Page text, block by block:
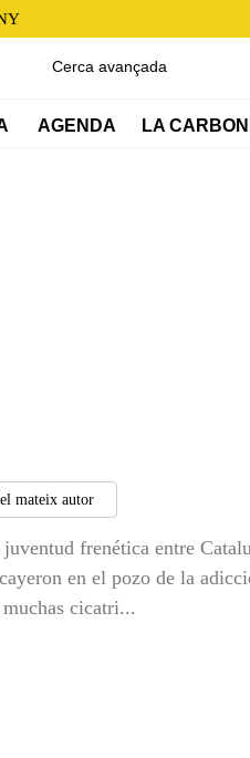
AGENDA LA
Cerca avançada
mateix autor
frenética entre
en el pozo de la
cicatri...